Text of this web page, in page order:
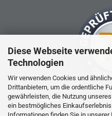
Diese Webseite
Technologien
Wir verwenden Cookies und
Drittanbietern, um die ordentliche
gewährleisten, die Nutzung
ein bestmögliches
RC-Produkte sind kein
Jahren